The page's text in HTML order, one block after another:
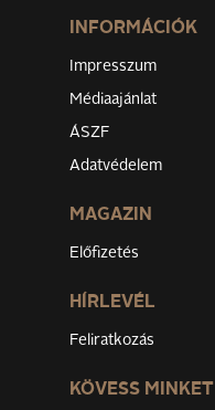
INFORMÁCIÓK
Impresszum
Médiaajánlat
ÁSZF
Adatvédelem
MAGAZIN
Előfizetés
HÍRLEVÉL
Feliratkozás
KÖVESS MINKET